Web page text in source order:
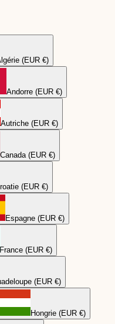
(EUR €)
Andorre (EUR €)
Autriche (EUR €)
Canada (EUR €)
(EUR €)
Espagne (EUR €)
France (EUR €)
(EUR €)
Hongrie (EUR €)